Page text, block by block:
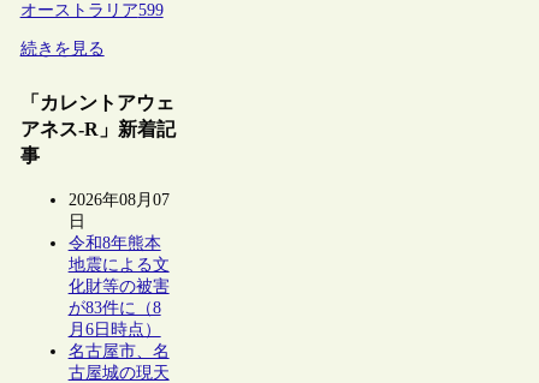
オーストラリア599
続きを見る
「カレントアウェ
アネス-R」新着記
事
2026年08月07
日
令和8年熊本
地震による文
化財等の被害
が83件に（8
月6日時点）
名古屋市、名
古屋城の現天